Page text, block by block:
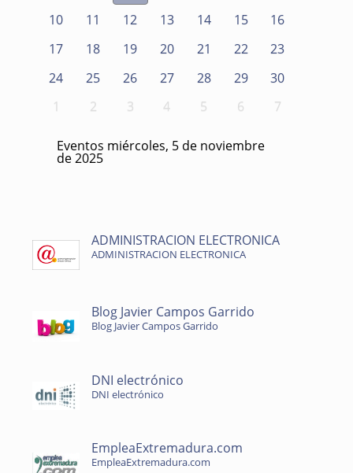
10
11 12 13 14 15
16
17
18 19 20 21 22
23
24
25 26 27 28 29
30
1
2 3 4 5 6 7
Eventos miércoles, 5 de noviembre
de 2025
ADMINISTRACION ELECTRONICA
ADMINISTRACION ELECTRONICA
Blog Javier Campos Garrido
Blog Javier Campos Garrido
DNI electrónico
DNI electrónico
EmpleaExtremadura.com
EmpleaExtremadura.com